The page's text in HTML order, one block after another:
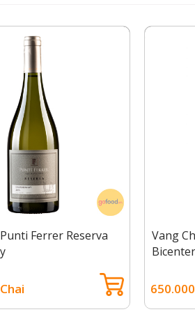
Ferrer Reserva
Vang